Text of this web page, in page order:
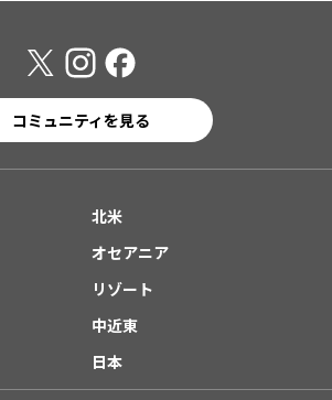
コミュニティを見る
北米
オセアニア
リゾート
中近東
日本